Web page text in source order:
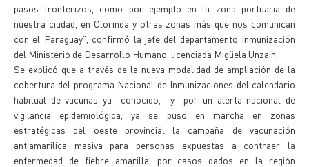
pasos fronterizos, como por ejemplo en la zona portuaria de
nuestra ciudad, en Clorinda y otras zonas más que nos comunican
con el Paraguay”, confirmó la jefe del departamento Inmunización
del Ministerio de Desarrollo Humano, licenciada Migüela Unzain.
Se explicó que a través de la nueva modalidad de ampliación de la
cobertura del programa Nacional de Inmunizaciones del calendario
habitual de vacunas ya conocido, y por un alerta nacional de
vigilancia epidemiológica, ya se puso en marcha en zonas
estratégicas del oeste provincial la campaña de vacunación
antiamarilica masiva para personas expuestas a contraer la
enfermedad de fiebre amarilla, por casos dados en la región